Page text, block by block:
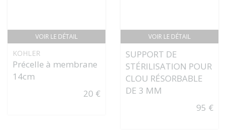
VOIR LE DÉTAIL
KOHLER
Précelle à membrane
14cm
20 €
VOIR LE DÉTAIL
SUPPORT DE
STÉRILISATION POUR
CLOU RÉSORBABLE
DE 3 MM
95 €